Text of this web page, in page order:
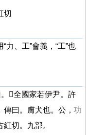
切
力、工”會義，“工”也
𠈃全國家若伊尹。許
曰。膚犬也。公， 功
紅切。九部。